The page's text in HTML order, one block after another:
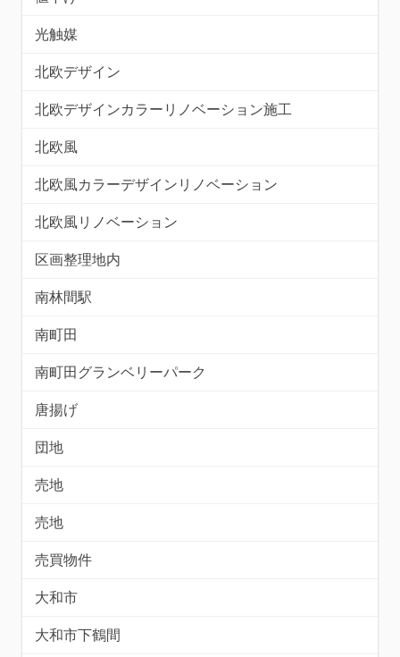
光触媒
北欧デザイン
北欧デザインカラーリノベーション施工
北欧風
北欧風カラーデザインリノベーション
北欧風リノベーション
区画整理地内
南林間駅
南町田
南町田グランベリーパーク
唐揚げ
団地
売地
売地
売買物件
大和市
大和市下鶴間